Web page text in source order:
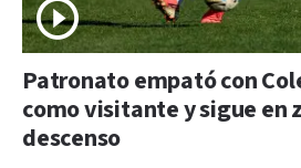
Patronato empató con
como visitante y sigue en
descenso